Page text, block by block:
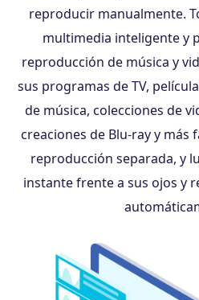
reproducir manualmente.
multimedia inteligente y
reproducción de música y
sus programas de TV,
de música, colecciones de
creaciones de Blu-ray y más
reproducción separada, y
instante frente a sus ojos y